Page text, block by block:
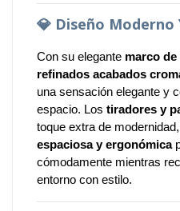
💎 Diseño Moderno
Con su elegante marco
refinados acabados
una sensación elegante y
espacio. Los tiradores y
toque extra de
espaciosa y ergonómica
cómodamente mientras
entorno con estilo.